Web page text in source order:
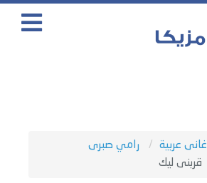
أغانى عربية
رامي صبرى
قربنى ليك